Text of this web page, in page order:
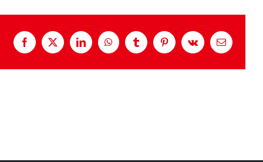
Facebook
X LinkedInWhatsAppTumblrPinterestVk Email